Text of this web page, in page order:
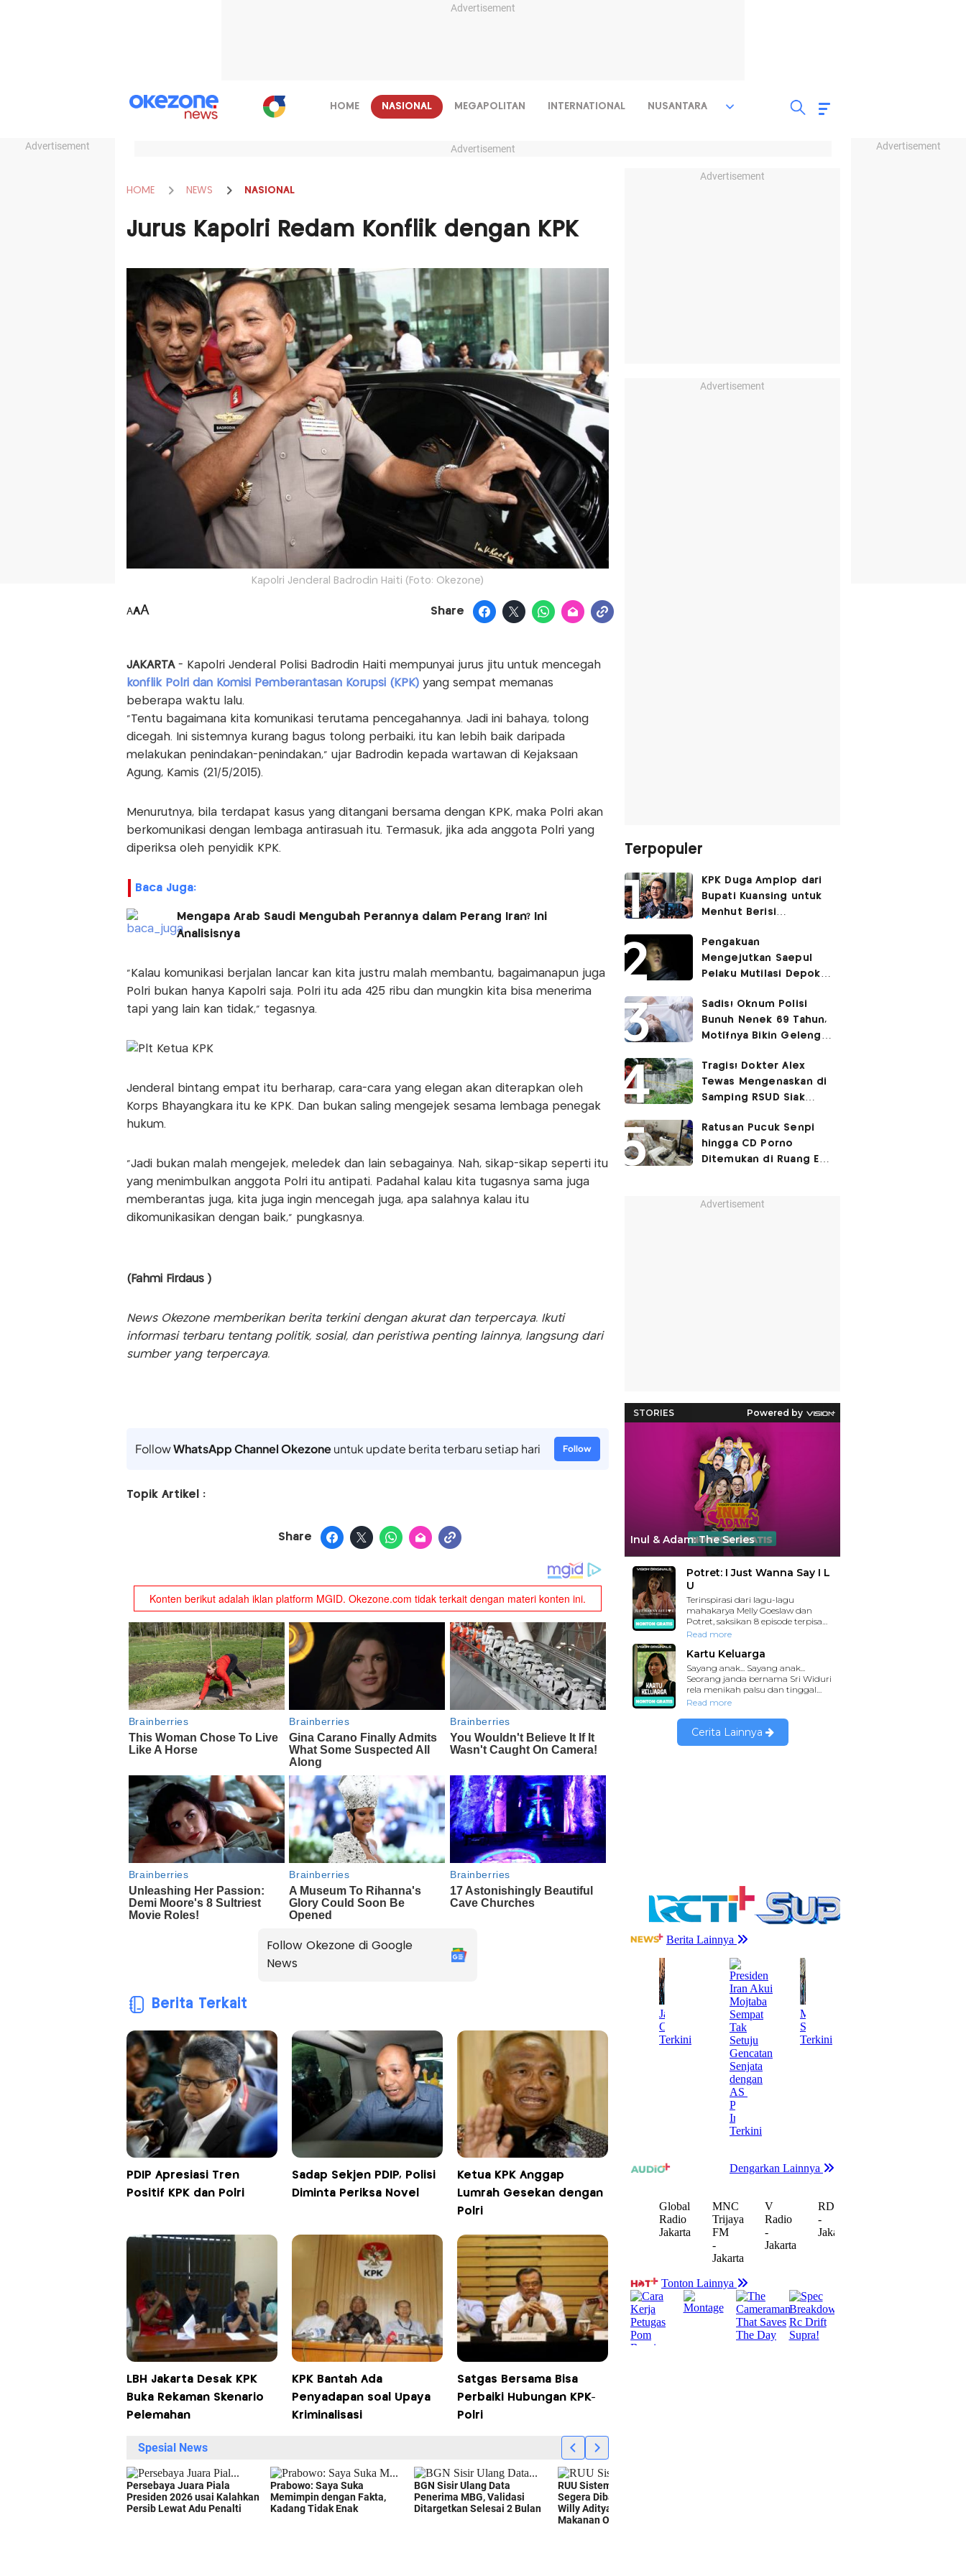
Advertisement
Advertisement Advertisement
HOME NASIONAL MEGAPOLITAN INTERNATIONAL NUSANTARA
Advertisement
HOME NEWS NASIONAL
Jurus Kapolri Redam Konflik dengan KPK
Kapolri Jenderal Badrodin Haiti (Foto: Okezone)
AAA Share
JAKARTA- Kapolri Jenderal Polisi Badrodin Haiti mempunyai jurus jitu untuk mencegah
konflik Polri dan Komisi Pemberantasan Korupsi (KPK) yang sempat memanas
beberapa waktu lalu.
"Tentu bagaimana kita komunikasi terutama pencegahannya. Jadi ini bahaya, tolong
dicegah. Ini sistemnya kurang bagus tolong perbaiki, itu kan lebih baik daripada
melakukan penindakan-penindakan," ujar Badrodin kepada wartawan di Kejaksaan
Agung, Kamis (21/5/2015).
Menurutnya, bila terdapat kasus yang ditangani bersama dengan KPK, maka Polri akan
berkomunikasi dengan lembaga antirasuah itu. Termasuk, jika ada anggota Polri yang
diperiksa oleh penyidik KPK.
Baca Juga:
Mengapa Arab Saudi Mengubah Perannya dalam Perang Iran? Ini
Analisisnya
"Kalau komunikasi berjalan lancar kan kita justru malah membantu, bagaimanapun juga
Polri bukan hanya Kapolri saja. Polri itu ada 425 ribu dan mungkin kita bisa menerima
tapi yang lain kan tidak," tegasnya.
Jenderal bintang empat itu berharap, cara-cara yang elegan akan diterapkan oleh
Korps Bhayangkara itu ke KPK. Dan bukan saling mengejek sesama lembaga penegak
hukum.
"Jadi bukan malah mengejek, meledek dan lain sebagainya. Nah, sikap-sikap seperti itu
yang menimbulkan anggota Polri itu antipati. Padahal kalau kita tugasnya sama juga
memberantas juga, kita juga ingin mencegah juga, apa salahnya kalau itu
dikomunikasikan dengan baik," pungkasnya.
(Fahmi Firdaus )
News Okezone memberikan berita terkini dengan akurat dan terpercaya. Ikuti
informasi terbaru tentang politik, sosial, dan peristiwa penting lainnya, langsung dari
sumber yang terpercaya.
FollowWhatsApp Channel Okezoneuntuk update berita terbaru setiap hari Follow
Topik Artikel :
Share
Follow Okezone di Google
News
Berita Terkait
PDIP Apresiasi Tren
Positif KPK dan Polri
Sadap Sekjen PDIP, Polisi
Diminta Periksa Novel
Ketua KPK Anggap
Lumrah Gesekan dengan
Polri
LBH Jakarta Desak KPK
Buka Rekaman Skenario
Pelemahan
KPK Bantah Ada
Penyadapan soal Upaya
Kriminalisasi
Satgas Bersama Bisa
Perbaiki Hubungan KPK-
Polri
Advertisement
Advertisement
Terpopuler
KPK Duga Amplop dari
Bupati Kuansing untuk
Menhut Berisi
Pengembaliannya
Belum Utuh
Pengakuan
Mengejutkan Saepul
Pelaku Mutilasi Depok:
Korban di Kontrakan
Sadis! Oknum Polisi
Bunuh Nenek 69 Tahun,
Motifnya Bikin Geleng
Tragis! Dokter Alex
Tewas Mengenaskan di
Samping RSUD Siak
Rocuronium
Ratusan Pucuk Senpi
hingga CD Porno
Ditemukan di Ruang Eks
Advertisement